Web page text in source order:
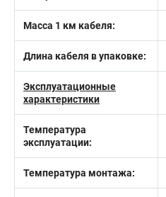
Масса 1 км кабеля:
Длина кабеля в упаковке:
Эксплуатационные
характеристики
Температура
эксплуатации:
Температура монтажа: